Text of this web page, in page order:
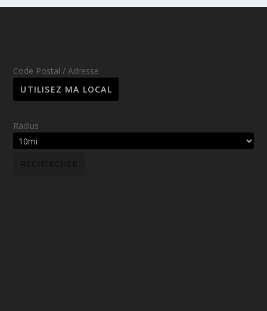
Code Postal / Adresse
Radius